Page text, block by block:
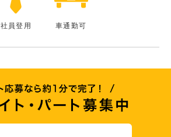
社員登用 車通勤可